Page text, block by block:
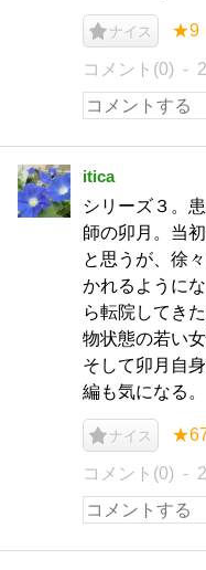
ナイス ★9
コメント(0)
itica
シリーズ３。
師の卯月。当
と思うが、徐
かれるように
ら転院してき
物状態の若い
そして卯月自
編も気になる。
ナイス
コメント(0)